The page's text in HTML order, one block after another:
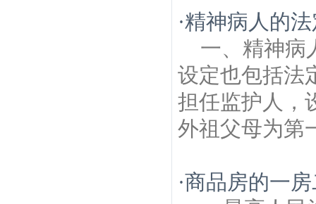
·精神病人的
一、精神病
设定也包括法
担任监护人，
外祖父母为第
·商品房的一